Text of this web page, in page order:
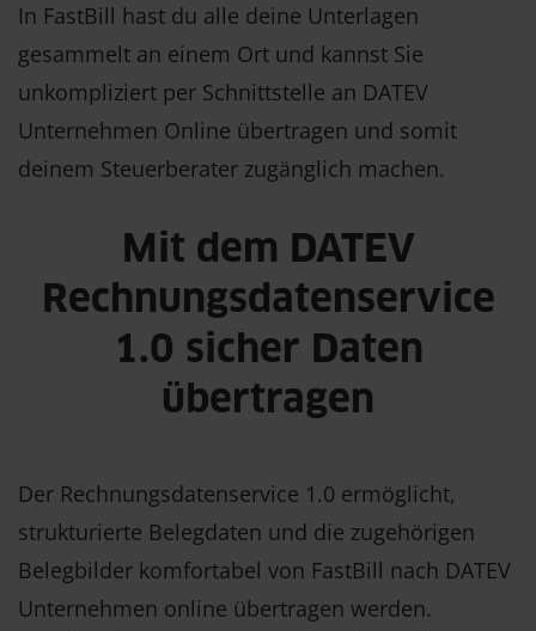
In FastBill hast du alle deine Unterlagen
gesammelt an einem Ort und kannst Sie
unkompliziert per Schnittstelle an DATEV
Unternehmen Online übertragen und somit
deinem Steuerberater zugänglich machen.
Mit dem DATEV
Rechnungsdatenservice
1.0 sicher Daten
übertragen
Der Rechnungsdatenservice 1.0 ermöglicht,
strukturierte Belegdaten und die zugehörigen
Belegbilder komfortabel von FastBill nach DATEV
Unternehmen online übertragen werden.